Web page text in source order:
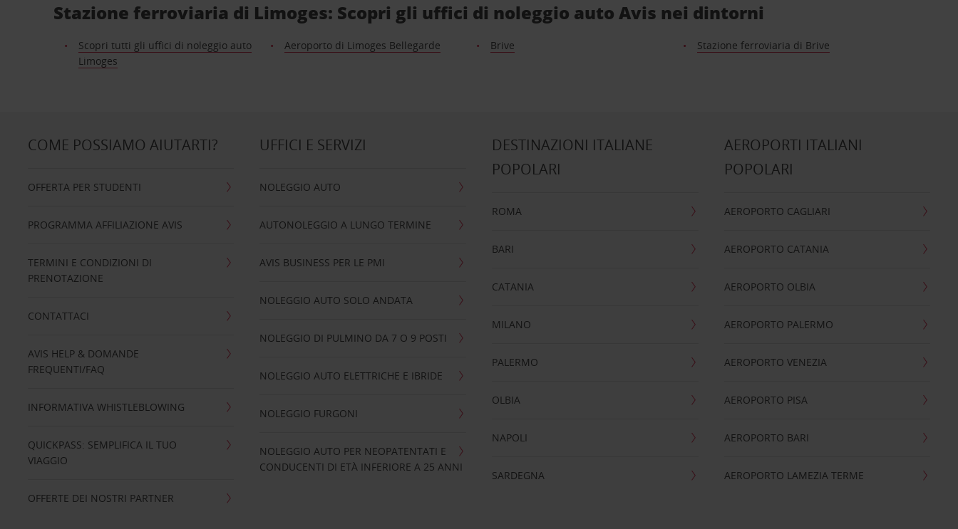
Stazione ferroviaria di Limoges: Scopri gli uffici di noleggio auto Avis nei dintorni
Scopri tutti gli uffici di noleggio auto
Limoges
Aeroporto di Limoges Bellegarde Brive Stazione ferroviaria di Brive
COME POSSIAMO AIUTARTI?
OFFERTA PER STUDENTI
PROGRAMMA AFFILIAZIONE AVIS
TERMINI E CONDIZIONI DI
PRENOTAZIONE
CONTATTACI
AVIS HELP & DOMANDE
FREQUENTI/FAQ
INFORMATIVA WHISTLEBLOWING
QUICKPASS: SEMPLIFICA IL TUO
VIAGGIO
OFFERTE DEI NOSTRI PARTNER
UFFICI E SERVIZI
NOLEGGIO AUTO
AUTONOLEGGIO A LUNGO TERMINE
AVIS BUSINESS PER LE PMI
NOLEGGIO AUTO SOLO ANDATA
NOLEGGIO DI PULMINO DA 7 O 9 POSTI
NOLEGGIO AUTO ELETTRICHE E IBRIDE
NOLEGGIO FURGONI
NOLEGGIO AUTO PER NEOPATENTATI E
CONDUCENTI DI ETÀ INFERIORE A 25 ANNI
DESTINAZIONI ITALIANE
POPOLARI
ROMA
BARI
CATANIA
MILANO
PALERMO
OLBIA
NAPOLI
SARDEGNA
AEROPORTI ITALIANI
POPOLARI
AEROPORTO CAGLIARI
AEROPORTO CATANIA
AEROPORTO OLBIA
AEROPORTO PALERMO
AEROPORTO VENEZIA
AEROPORTO PISA
AEROPORTO BARI
AEROPORTO LAMEZIA TERME